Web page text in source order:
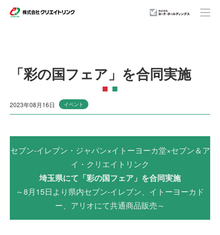
事業紹介
企業情報
店舗一覧
ニュースリリース
サステナビリティ
「彩の国フェア」を合同実施
2023年08月16日 イベント
セブン-イレブン・ジャパン×イトーヨーカ堂×セブン＆ア
イ・クリエイトリンク
埼玉県にて「彩の国フェア」を合同実施
～8月15日より県内セブン‐イレブン、イトーヨーカド
ー、アリオにて共通商品販売～